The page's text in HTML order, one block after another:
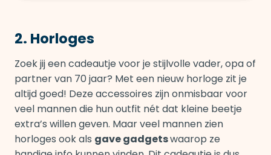
2. Horloges
Zoek jij een cadeautje voor je stijlvolle vader, opa of
partner van 70 jaar? Met een nieuw horloge zit je
altijd goed! Deze accessoires zijn onmisbaar voor
veel mannen die hun outfit nét dat kleine beetje
extra’s willen geven. Maar veel mannen zien
horloges ook als gave gadgetswaarop ze